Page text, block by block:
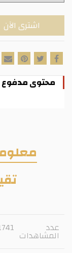
اشترى الآن
محتوى مدفوع
عدد
المشاهدات
21741